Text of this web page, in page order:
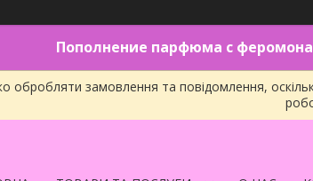
Пополнение парфюма с
обробляти замовлення та повідомлення,